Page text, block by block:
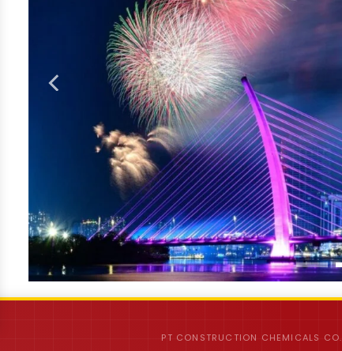
PT CONSTRUCTION CHEMICALS